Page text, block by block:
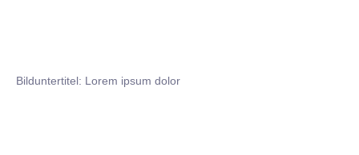
Bilduntertitel: Lorem ipsum dolor